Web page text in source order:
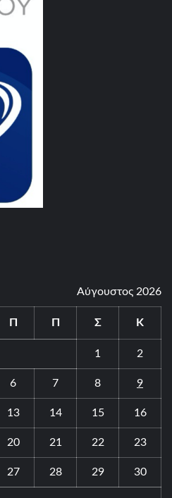
Αύγουστος 2026
Π Π Σ Κ
1 2
6 7 8 9
13 14 15 16
20 21 22 23
27 28 29 30